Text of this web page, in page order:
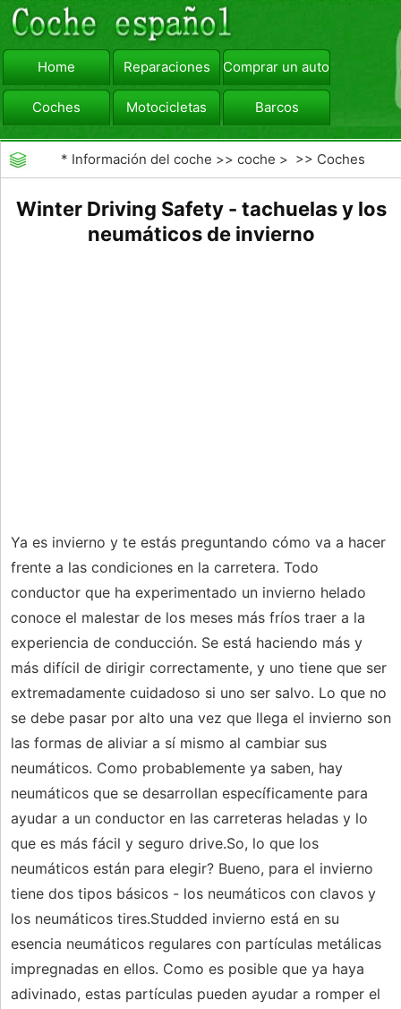
Home Reparaciones Comprar un automóvil
Coches Motocicletas Barcos
viajar Camiones
* Información del coche >>coche > >> Coches
Winter Driving Safety - tachuelas y los
neumáticos de invierno
Ya es invierno y te estás preguntando cómo va a hacer
frente a las condiciones en la carretera. Todo
conductor que ha experimentado un invierno helado
conoce el malestar de los meses más fríos traer a la
experiencia de conducción. Se está haciendo más y
más difícil de dirigir correctamente, y uno tiene que ser
extremadamente cuidadoso si uno ser salvo. Lo que no
se debe pasar por alto una vez que llega el invierno son
las formas de aliviar a sí mismo al cambiar sus
neumáticos. Como probablemente ya saben, hay
neumáticos que se desarrollan específicamente para
ayudar a un conductor en las carreteras heladas y lo
que es más fácil y seguro drive.So, lo que los
neumáticos están para elegir? Bueno, para el invierno
tiene dos tipos básicos - los neumáticos con clavos y
los neumáticos tires.Studded invierno está en su
esencia neumáticos regulares con partículas metálicas
impregnadas en ellos. Como es posible que ya haya
adivinado, estas partículas pueden ayudar a romper el